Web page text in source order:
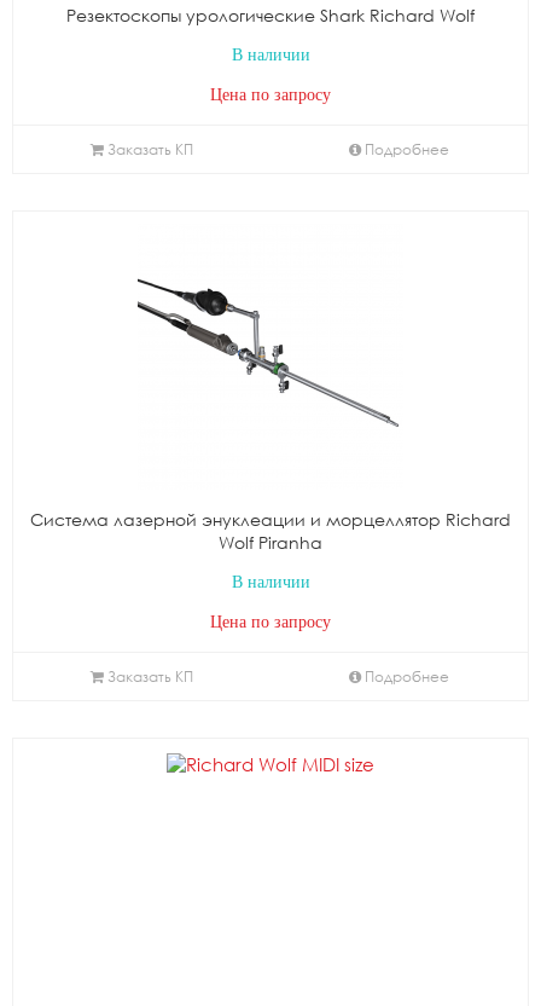
Резектоскопы урологические Shark Richard Wolf
В наличии
Цена по запросу
Заказать КП Подробнее
Система лазерной энуклеации и морцеллятор Richard
Wolf Piranha
В наличии
Цена по запросу
Заказать КП Подробнее